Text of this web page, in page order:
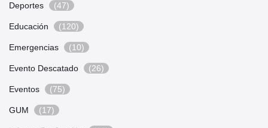
Deportes (47)
Educación (120)
Emergencias (10)
Evento Descatado (26)
Eventos (75)
GUM (17)